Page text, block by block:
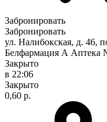
Забронировать
Забронировать
ул. Налибокская, д. 46,
Белфармация А Аптека
Закрыто
в 22:06
Закрыто
0,60 р.